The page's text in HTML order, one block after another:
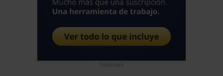
Publicidad